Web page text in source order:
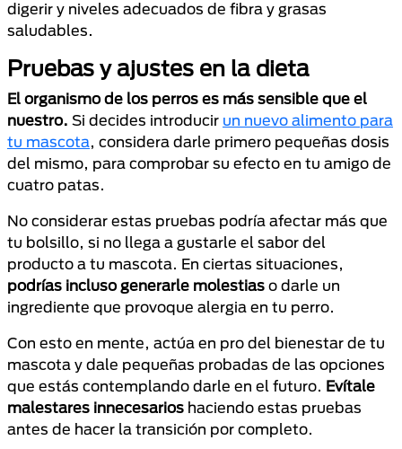
digerir y niveles adecuados de fibra y grasas
saludables.
Pruebas y ajustes en la dieta
El organismo de los perros es más sensible que el
nuestro. Si decides introducir un nuevo alimento para
tu mascota, considera darle primero pequeñas dosis
del mismo, para comprobar su efecto en tu amigo de
cuatro patas.
No considerar estas pruebas podría afectar más que
tu bolsillo, si no llega a gustarle el sabor del
producto a tu mascota. En ciertas situaciones,
podrías incluso generarle molestias o darle un
ingrediente que provoque alergia en tu perro.
Con esto en mente, actúa en pro del bienestar de tu
mascota y dale pequeñas probadas de las opciones
que estás contemplando darle en el futuro. Evítale
malestares innecesarios haciendo estas pruebas
antes de hacer la transición por completo.